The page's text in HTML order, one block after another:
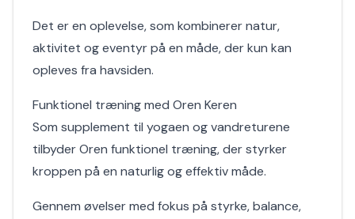
Det er en oplevelse, som kombinerer natur,
aktivitet og eventyr på en måde, der kun kan
opleves fra havsiden.
Funktionel træning med Oren Keren
Som supplement til yogaen og vandreturene
tilbyder Oren funktionel træning, der styrker
kroppen på en naturlig og effektiv måde.
Gennem øvelser med fokus på styrke, balance,